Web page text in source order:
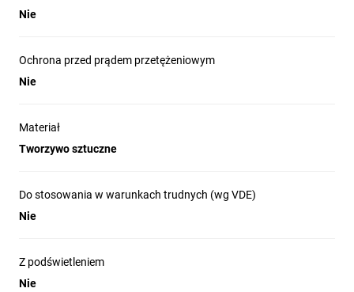
Nie
Ochrona przed prądem przetężeniowym
Nie
Materiał
Tworzywo sztuczne
Do stosowania w warunkach trudnych (wg VDE)
Nie
Z podświetleniem
Nie